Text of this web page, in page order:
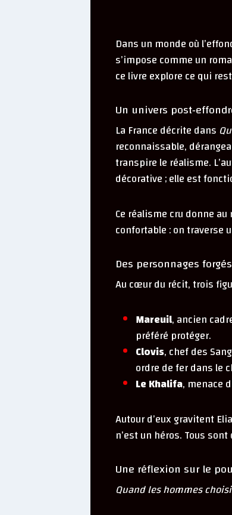
Dans un monde où
s’impose comme un
ce livre explore ce qui
Un univers
La France décrite dans
reconnaissable,
transpire le réalisme.
décorative ; elle est
Ce réalisme cru donne
confortable : on traverse
Des personnages
Au cœur du récit, trois
Mareuil, ancien
préféré protéger.
Clovis, chef des
ordre de fer dans le
Le Khalifa, menace
Autour d’eux gravitent
n’est un héros. Tous sont
Une réflexion sur le
Quand les hommes